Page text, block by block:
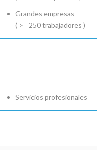
Grandes empresas
( >= 250 trabajadores )
Servicios profesionales